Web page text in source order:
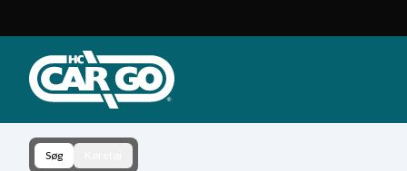
Download
Kontakt
Søg